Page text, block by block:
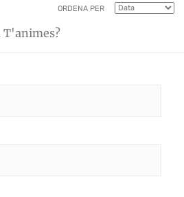
ORDENA PER
T'animes?